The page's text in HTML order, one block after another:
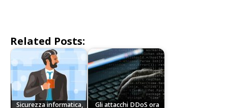
Related Posts:
Sicurezza informatica, Gli attacchi DDoS ora